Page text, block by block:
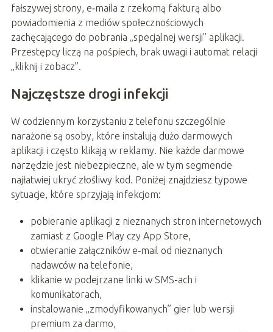
fałszywej strony, e‑maila z rzekomą fakturą albo
powiadomienia z mediów społecznościowych
zachęcającego do pobrania „specjalnej wersji” aplikacji.
Przestępcy liczą na pośpiech, brak uwagi i automat relacji
„kliknij i zobacz”.
Najczęstsze drogi infekcji
W codziennym korzystaniu z telefonu szczególnie
narażone są osoby, które instalują dużo darmowych
aplikacji i często klikają w reklamy. Nie każde darmowe
narzędzie jest niebezpieczne, ale w tym segmencie
najłatwiej ukryć złośliwy kod. Poniżej znajdziesz typowe
sytuacje, które sprzyjają infekcjom:
pobieranie aplikacji z nieznanych stron internetowych
zamiast z Google Play czy App Store,
otwieranie załączników e‑mail od nieznanych
nadawców na telefonie,
klikanie w podejrzane linki w SMS-ach i
komunikatorach,
instalowanie „zmodyfikowanych” gier lub wersji
premium za darmo,